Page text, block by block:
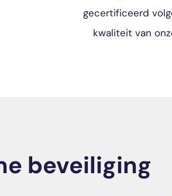
gecertificeerd
kwaliteit van
beveiliging